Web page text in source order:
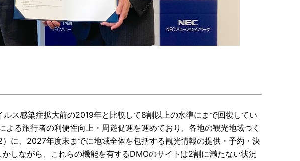
ス感染症拡大前の2019年と比較して8割以上の水準にまで回復してい
る旅行者の利便性向上・周遊促進を進めており、各地の観光地域づく
に、2027年度末までに地域全体を包括する観光情報の提供・予約・決
しながら、これらの機能を有するDMOのサイトは2割に満たない状況